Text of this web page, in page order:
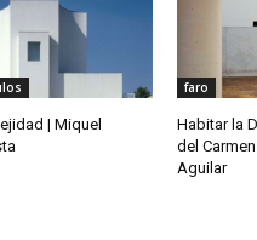
| Miquel
faro
Habitar la
del
Aguilar